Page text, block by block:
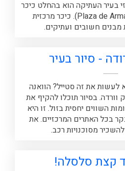
בעיר העתיקה הוא בהחלט כיכר
פלאזה דה ארמס (Plaza de Armas). כיכר מרכזית
חשובים ועתיקים.
- סיור בעיר
לעשות את זה סטייל? הוואנה
וורדה. בסיור תוכלו להקיף את
השווים יחסית בזול. זו היא
בכל האתרים המרכזיים. את
מסוכנויות רכב.
קצת סלסלה!